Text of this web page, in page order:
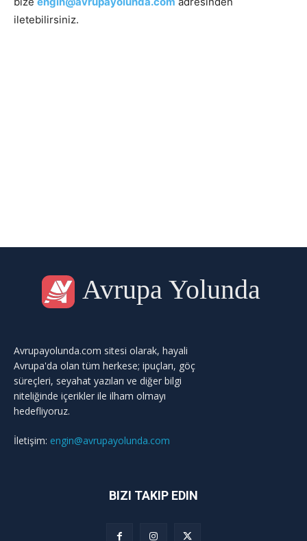
iletebilirsiniz.
Avrupa Yolunda
Avrupayolunda.com sitesi olarak, hayali
Avrupa'da olan tüm herkese; ipuçları, göç
süreçleri, seyahat yazıları ve diğer bilgi
niteliğinde içerikler ile ilham olmayı
hedefliyoruz.
İletişim: engin@avrupayolunda.com
BIZI TAKIP EDIN